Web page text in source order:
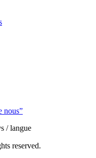
nous”
/ langue
reserved.